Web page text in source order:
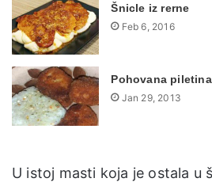
Šnicle iz rerne
Feb 6, 2016
Pohovana
Jan 29, 2013
U istoj masti koja je ostala u